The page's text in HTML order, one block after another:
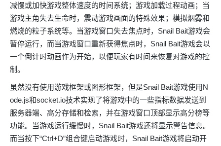
减慢或加快游戏整体速度的时间系统；游戏加载过程动画；当
游戏主角失去生命时，震动游戏画面的特殊效果；模拟烟雾和
燃烧的粒子系统等。当游戏窗口失去焦点时，Snail Bait游戏会
暂停运行，而当游戏窗口重新获得焦点时，Snail Bait游戏会以
一个倒计时动画作为开始，以便玩家有时间来恢复对游戏的控
制。
虽然没有使用游戏框架或图形框架，但是Snail Bait游戏使用N
ode.js和socket.io技术实现了将游戏中的一些指标数据发送到
服务器端、高分存储和检索，并在游戏窗口顶部显示高分榜等
功能。当游戏运行缓慢时，Snail Bait游戏还将显示警告信息。
而当按下“Ctrl+D”组合键启动游戏时，Snail Bait游戏将启动开